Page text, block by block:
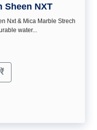
Sheen NXT
Nxt & Mica Marble Strech
water...